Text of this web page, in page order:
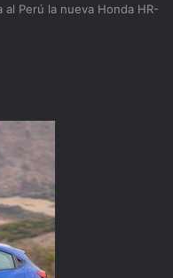
Perú la nueva Honda HR-